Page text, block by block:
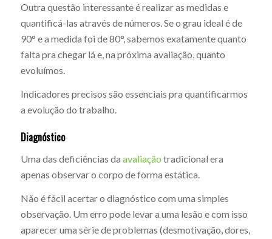
Outra questão interessante é realizar as medidas e
quantificá-las através de números. Se o grau ideal é de
90° e a medida foi de 80°, sabemos exatamente quanto
falta pra chegar lá e, na próxima avaliação, quanto
evoluímos.
Indicadores precisos são essenciais pra quantificarmos
a evolução do trabalho.
Diagnóstico
Uma das deficiências da avaliação tradicional era
apenas observar o corpo de forma estática.
Não é fácil acertar o diagnóstico com uma simples
observação. Um erro pode levar a uma lesão e com isso
aparecer uma série de problemas (desmotivação, dores,